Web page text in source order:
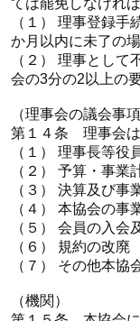
ては罷免しなければ
（１） 理事登録手
か月以内に未了の場
（２） 理事とし
会の3分の2以上の
（理事会の議会事項
第１４条 理事会は
（１） 理事長等役
（２） 予算・事業
（３） 決算及び事
（４） 本協会の事
（５） 会員の入会
（６） 規約の改廃
（７） その他本協
（機関）